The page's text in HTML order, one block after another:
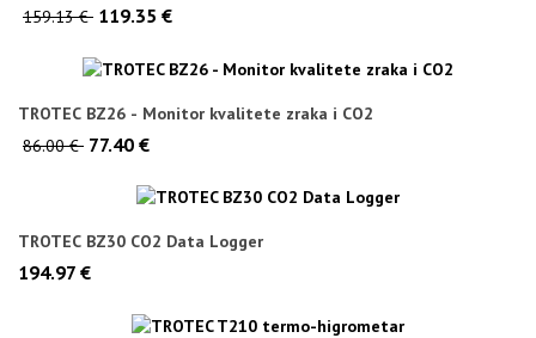
159.13 € 119.35 €
TROTEC BZ26 - Monitor kvalitete zraka i CO2
86.00 € 77.40 €
TROTEC BZ30 CO2 Data Logger
194.97 €